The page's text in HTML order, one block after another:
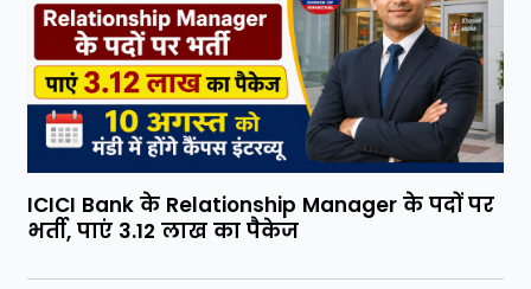
ICICI Bank के Relationship Manager के पदों पर
भर्ती, पाएं 3.12 लाख का पैकेज